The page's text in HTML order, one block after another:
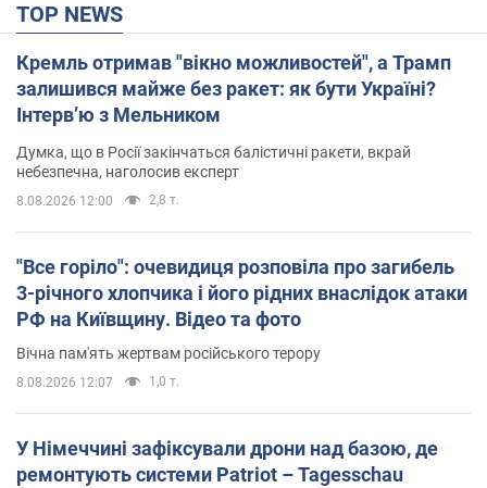
TOP NEWS
Кремль отримав "вікно можливостей", а Трамп
залишився майже без ракет: як бути Україні?
Інтерв’ю з Мельником
Думка, що в Росії закінчаться балістичні ракети, вкрай
небезпечна, наголосив експерт
8.08.2026 12:00 2,8 т.
"Все горіло": очевидиця розповіла про загибель
3-річного хлопчика і його рідних внаслідок атаки
РФ на Київщину. Відео та фото
Вічна пам'ять жертвам російського терору
8.08.2026 12:07 1,0 т.
У Німеччині зафіксували дрони над базою, де
ремонтують системи Patriot – Tagesschau